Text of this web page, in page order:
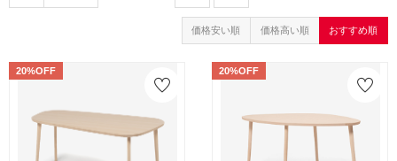
価格安い順 価格高い順 おすすめ順
20%OFF 20%OFF